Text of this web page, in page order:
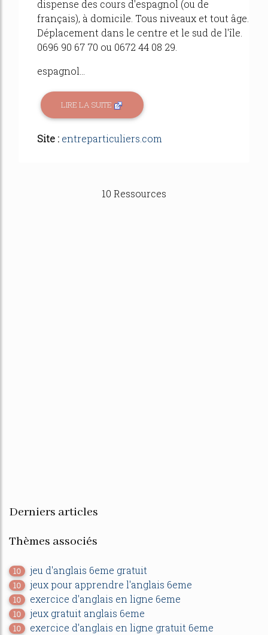
dispense des cours d'espagnol (ou de
français), à domicile. Tous niveaux et tout âge.
Déplacement dans le centre et le sud de l'île.
0696 90 67 70 ou 0672 44 08 29.
espagnol...
LIRE LA SUITE
Site : entreparticuliers.com
10 Ressources
Derniers articles
Thèmes associés
10 jeu d'anglais 6eme gratuit
10 jeux pour apprendre l'anglais 6eme
10 exercice d'anglais en ligne 6eme
10 jeux gratuit anglais 6eme
10 exercice d'anglais en ligne gratuit 6eme